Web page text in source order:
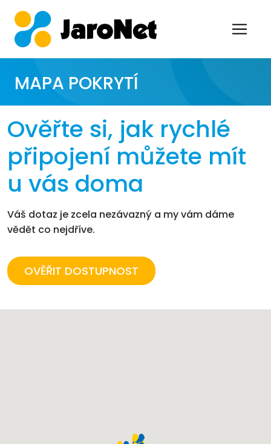
MAPA POKRYTÍ
Ověřte si, jak rychlé
připojení můžete mít
u vás doma
Váš dotaz je zcela nezávazný a my vám dáme
vědět co nejdříve.
OVĚŘIT DOSTUPNOST